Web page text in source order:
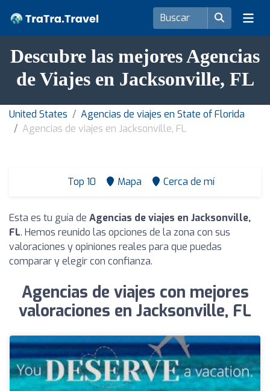
Descubre las mejores Agencias
de Viajes en Jacksonville, FL
United States
Agencias de viajes en State of Florida
Agencias de viajes en Jacksonville, FL
Top 10 Mapa Cerca de mí
Esta es tu guía de Agencias de viajes en Jacksonville,
FL. Hemos reunido las opciones de la zona con sus
valoraciones y opiniones reales para que puedas
comparar y elegir con confianza.
Agencias de viajes con mejores
valoraciones en Jacksonville, FL